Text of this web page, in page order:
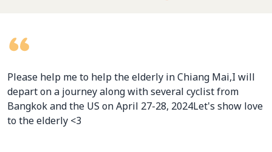
Please help me to help the elderly in Chiang Mai,I will
depart on a journey along with several cyclist from
Bangkok and the US on April 27-28, 2024Let's show love
to the elderly <3